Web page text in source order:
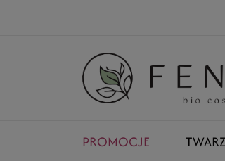
PROMOCJE TWARZ